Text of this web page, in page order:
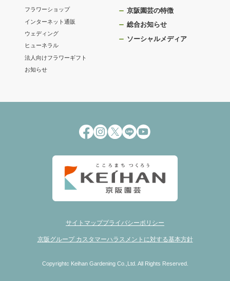
フラワーショップ
インターネット通販
ウェディング
ヒューネラル
法人向けフラワーギフト
お知らせ
京阪園芸の特徴
総合お知らせ
ソーシャルメディア
サイトマッププライバシーポリシー
京阪グループ カスタマーハラスメントに対する基本方針
Copyrightc Keihan Gardening Co.,Ltd. All Rights Reserved.